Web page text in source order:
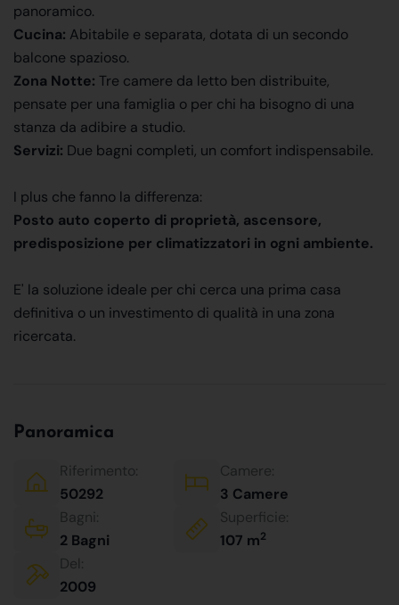
panoramico.
Cucina: Abitabile e separata, dotata di un secondo
balcone spazioso.
Zona Notte: Tre camere da letto ben distribuite,
pensate per una famiglia o per chi ha bisogno di una
stanza da adibire a studio.
Servizi: Due bagni completi, un comfort indispensabile.
I plus che fanno la differenza:
Posto auto coperto di proprietà, ascensore,
predisposizione per climatizzatori in ogni ambiente.
E' la soluzione ideale per chi cerca una prima casa
definitiva o un investimento di qualità in una zona
ricercata.
Panoramica
Riferimento:
50292
Camere:
3 Camere
Bagni:
2 Bagni
Superficie:
107 m2
Del:
2009